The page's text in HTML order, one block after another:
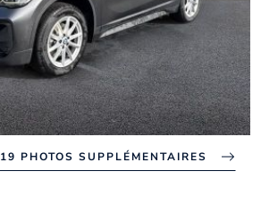
19 PHOTOS SUPPLÉMENTAIRES